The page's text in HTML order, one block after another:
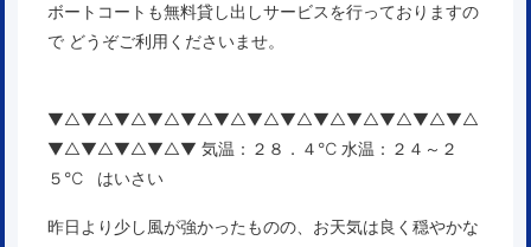
ボートコートも無料貸し出しサービスを行っておりますの
で どうぞご利用くださいませ。
▼△▼△▼△▼△▼△▼△▼△▼△▼△▼△▼△▼△▼△
▼△▼△▼△▼△▼ 気温：２８．４℃ 水温：２４～２
５℃ はいさい
昨日より少し風が強かったものの、お天気は良く穏やかな